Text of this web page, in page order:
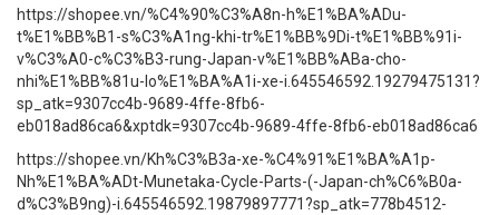
https://shopee.vn/%C4%90%C3%A8n-h%E1%BA%ADu-
t%E1%BB%B1-s%C3%A1ng-khi-tr%E1%BB%9Di-t%E1%BB%91i-
v%C3%A0-c%C3%B3-rung-Japan-v%E1%BB%ABa-cho-
nhi%E1%BB%81u-lo%E1%BA%A1i-xe-i.645546592.19279475131?
sp_atk=9307cc4b-9689-4ffe-8fb6-
eb018ad86ca6&xptdk=9307cc4b-9689-4ffe-8fb6-eb018ad86ca6
https://shopee.vn/Kh%C3%B3a-xe-%C4%91%E1%BA%A1p-
Nh%E1%BA%ADt-Munetaka-Cycle-Parts-(-Japan-ch%C6%B0a-
d%C3%B9ng)-i.645546592.19879897771?sp_atk=778b4512-